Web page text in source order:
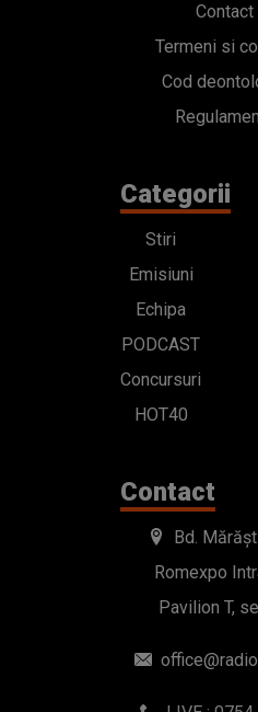
Contact
Termeni si
Cod
Categorii
Stiri
Emisiuni
Echipa
PODCAST
Concursuri
HOT40
Contact
Bd.
Romexpo
Pavilion T,